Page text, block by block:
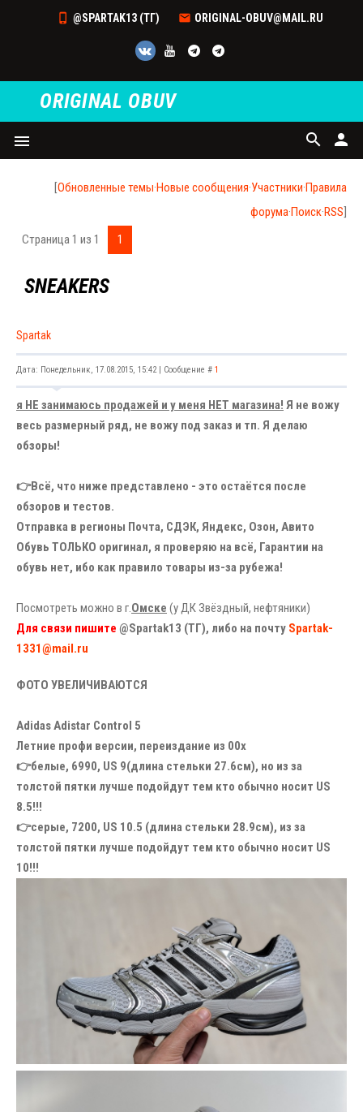
@SPARTAK13 (ТГ) ORIGINAL-OBUV@MAIL.RU
ORIGINAL OBUV
menu person
search
[Обновленные темы·Новые сообщения·Участники·Правила
форума·Поиск·RSS]
Страница 1 из 1 1
SNEAKERS
Spartak
Дата: Понедельник, 17.08.2015, 15:42 | Сообщение # 1
я НЕ занимаюсь продажей и у меня НЕТ магазина! Я не вожу
весь размерный ряд, не вожу под заказ и тп. Я делаю
обзоры!
👉Всё, что ниже представлено - это остаётся после
обзоров и тестов.
Отправка в регионы Почта, СДЭК, Яндекс, Озон, Авито
Обувь ТОЛЬКО оригинал, я проверяю на всё, Гарантии на
обувь нет, ибо как правило товары из-за рубежа!
Посмотреть можно в г.Омске (у ДК Звёздный, нефтяники)
Для связи пишите @Spartak13 (ТГ), либо на почту Spartak-
1331@mail.ru
ФОТО УВЕЛИЧИВАЮТСЯ
Adidas Adistar Control 5
Летние профи версии, переиздание из 00х
👉белые, 6990, US 9(длина стельки 27.6см), но из за
толстой пятки лучше подойдут тем кто обычно носит US
8.5!!!
👉серые, 7200, US 10.5 (длина стельки 28.9см), из за
толстой пятки лучше подойдут тем кто обычно носит US
10!!!